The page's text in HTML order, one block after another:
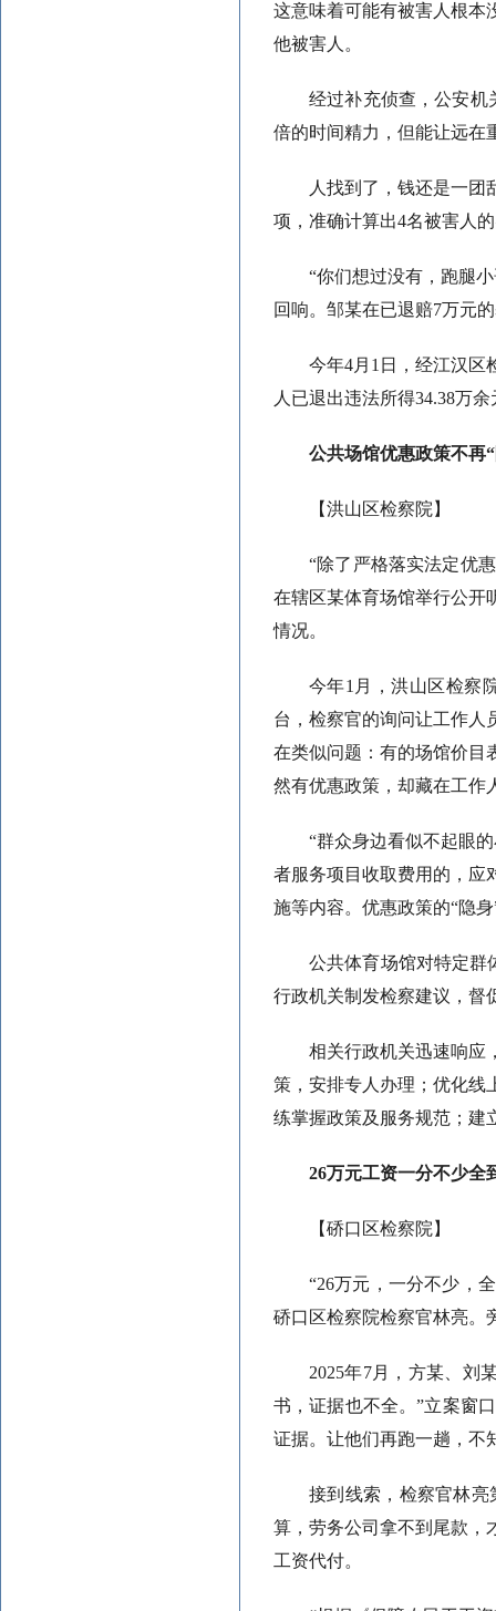
这意味着可能有被害人根本
他被害人。
经过补充侦查，公安机
倍的时间精力，但能让远在
人找到了，钱还是一团
项，准确计算出4名被害人
“你们想过没有，跑腿
回响。邹某在已退赔7万元
今年4月1日，经江汉区
人已退出违法所得34.38万
公共场馆优惠政策不再
【洪山区检察院】
“除了严格落实法定优
在辖区某体育场馆举行公开
情况。
今年1月，洪山区检察
台，检察官的询问让工作人
在类似问题：有的场馆价目
然有优惠政策，却藏在工作
“群众身边看似不起眼
者服务项目收取费用的，应
施等内容。优惠政策的“隐
公共体育场馆对特定群
行政机关制发检察建议，督
相关行政机关迅速响应
策，安排专人办理；优化线
练掌握政策及服务规范；建
26万元工资一分不少全
【硚口区检察院】
“26万元，一分不少，
硚口区检察院检察官林亮。
2025年7月，方某、刘
书，证据也不全。”立案窗
证据。让他们再跑一趟，不
接到线索，检察官林
算，劳务公司拿不到尾款，
工资代付。